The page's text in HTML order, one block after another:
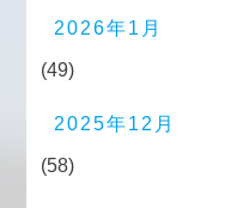
2026年1月
(49)
2025年12月
(58)